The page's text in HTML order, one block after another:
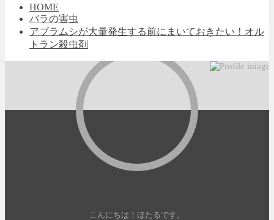
HOME
バラの害虫
アブラムシが大量発生する前にまいておきたい！オル
トラン殺虫剤
こんにちは！ほたるです。